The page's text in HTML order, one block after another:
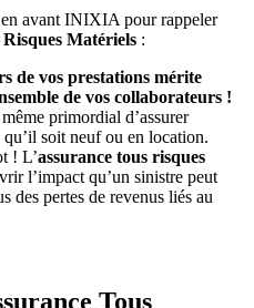
en avant INIXIA pour rappeler
Matériels :
de vos prestations mérite
de vos collaborateurs !
primordial d’assurer
soit neuf ou en location.
! L’assurance tous risques
l’impact qu’un sinistre peut
des pertes de revenus liés au
Tous